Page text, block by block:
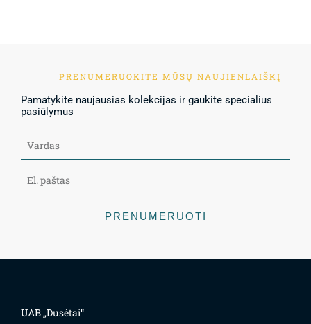
PRENUMERUOKITE MŪSŲ NAUJIENLAIŠKĮ
Pamatykite naujausias kolekcijas ir gaukite specialius
pasiūlymus
PRENUMERUOTI
UAB „Dusėtai“